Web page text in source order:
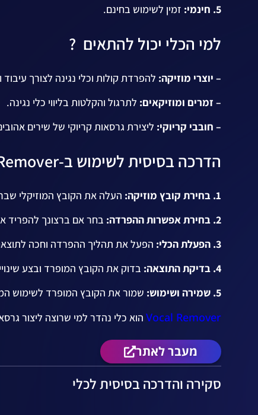
5. חינמי:
זמין לשימוש בחינם.
למי הכלי יכול להתאים ?
– יוצרי מוזיקה: להפרדת קולות וכלי נגינה לצורך
– זמרים ומוזיקאים: לתרגול והקלטות בליווי כלי נגינה.
– חובבי קריוקי: ליצירת גרסאות קריוקי של שירים
הדרכה בסיסית לשימוש ב-Vocal Remover
1. בחירת קובץ מוזיקה:
העלה את הקובץ המוזיקלי
2. בחירת אפשרות ההפרדה:
בחר אם ברצונך להפריד
3. הפעלת הכלי:
הפעל את תהליך ההפרדה וחכה
4. בדיקת התוצאה:
בדוק את הקובץ המופרד ובצע
5. שמירה ושימוש:
שמור את הקובץ המופרד לשימוש
Vocal Remover הוא כלי נהדר למי שרוצה ליצור
מעבר לאתר
סקירה והדרכה בסיסית לכלי